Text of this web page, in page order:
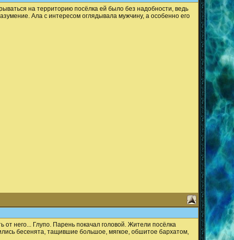
на территорию посёлка ей было без надобности, ведь
Ала с интересом оглядывала мужчину, а особенно его
него... Глупо. Парень покачал головой. Жители посёлка
бесенята, тащившие большое, мягкое, обшитое бархатом,